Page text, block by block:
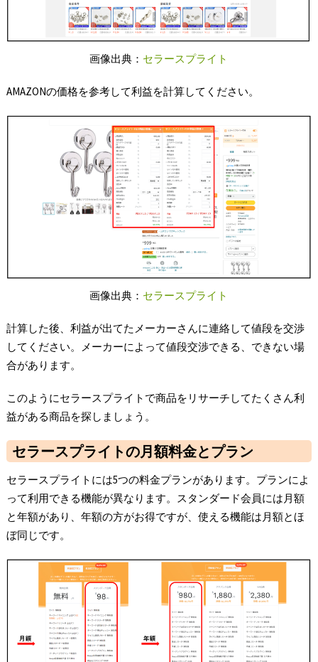
画像出典： セラースプライト
AMAZONの価格を参考して利益を計算してください。
画像出典： セラースプライト
計算した後、利益が出てたメーカーさんに連絡して値段を交渉
してください。メーカーによって値段交渉できる、できない場
合があります。
このようにセラースプライトで商品をリサーチしてたくさん利
益がある商品を探しましょう。
セラースプライトの月額料金とプラン
セラースプライトには5つの料金プランがあります。プランによ
って利用できる機能が異なります。スタンダード会員には月額
と年額があり、年額の方がお得ですが、使える機能は月額とほ
ぼ同じです。